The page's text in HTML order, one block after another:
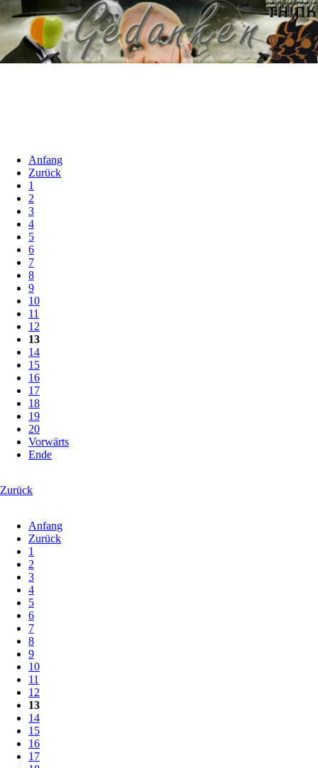
Anfang
Zurück
1
2
3
4
5
6
7
8
9
10
11
12
13
14
15
16
17
18
19
20
Vorwärts
Ende
Zurück
Anfang
Zurück
1
2
3
4
5
6
7
8
9
10
11
12
13
14
15
16
17